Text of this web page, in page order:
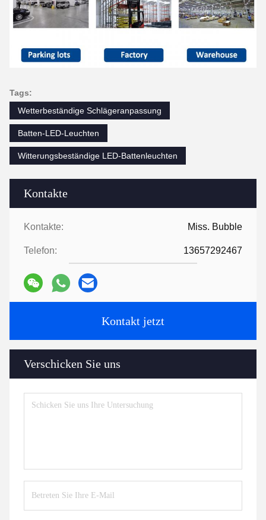
Kontakte
Kontakte: Miss. Bubble
Telefon: 13657292467
Kontakt jetzt
Verschicken Sie uns
Tags:
Wetterbeständige Schlägeranpassung
Batten-LED-Leuchten
Witterungsbeständige LED-Battenleuchten